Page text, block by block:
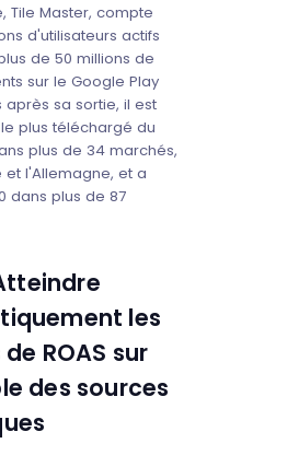
Tile Master, compte
d'utilisateurs actifs
de 50 millions de
sur le Google Play
après sa sortie, il est
plus téléchargé du
plus de 34 marchés,
et l'Allemagne, et a
dans plus de 87
les
ROAS sur
des sources